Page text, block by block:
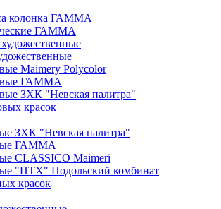
колонка ГАММА
ГАММА
Maimery Polycolor
ГАММА
ЗХК "Невская палитра"
красок
ЗХК "Невская палитра"
ГАММА
CLASSICO Maimeri
"ПТХ" Подольский комбинат
красок